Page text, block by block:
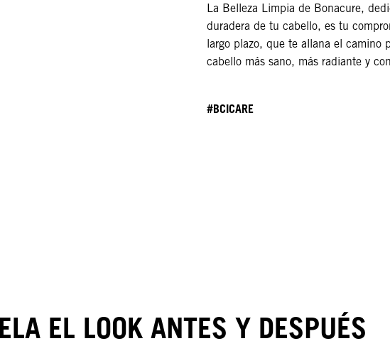
La Belleza Limpia de Bonacure,
duradera de tu cabello, es tu
largo plazo, que te allana el camino
cabello más sano, más radiante y
#BCICARE
EL LOOK ANTES Y DESPUÉS